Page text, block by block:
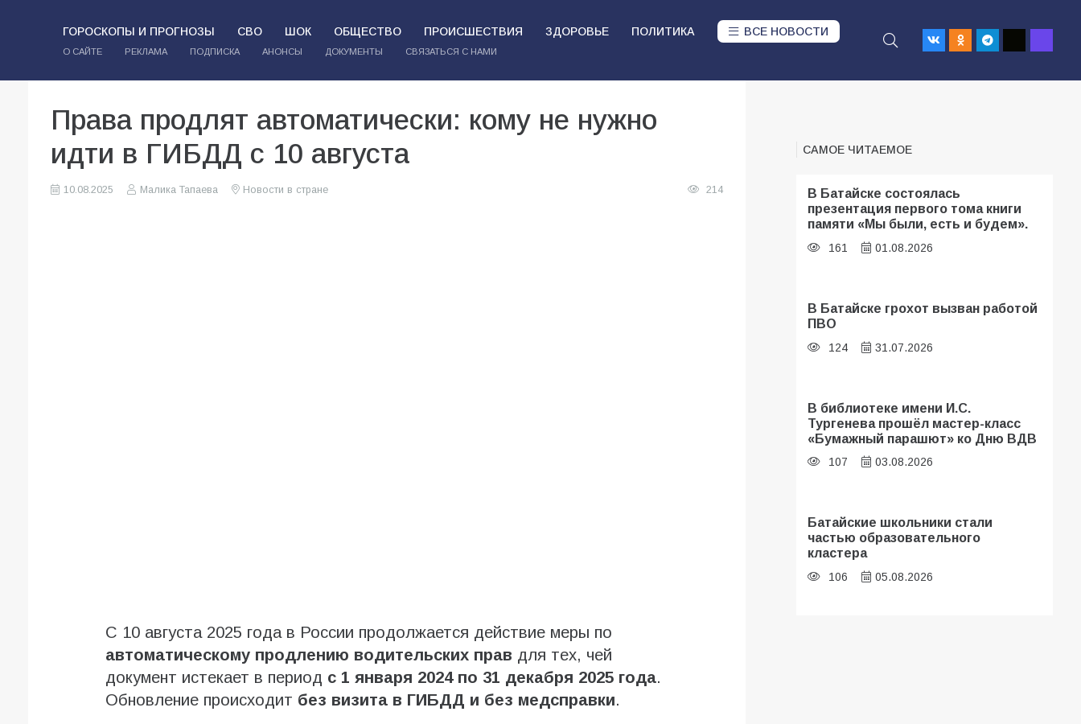
ГОРОСКОПЫ И ПРОГНОЗЫ СВО ШОК ОБЩЕСТВО ПРОИСШЕСТВИЯ ЗДОРОВЬЕ ПОЛИТИКА ВСЕ НОВОСТИ
О САЙТЕ РЕКЛАМА ПОДПИСКА АНОНСЫ ДОКУМЕНТЫ СВЯЗАТЬСЯ С НАМИ
Права продлят автоматически: кому не нужно
идти в ГИБДД с 10 августа
10.08.2025 Малика Тапаева Новости в стране 214
С 10 августа 2025 года в России продолжается действие меры по
автоматическому продлению водительских прав для тех, чей
документ истекает в период с 1 января 2024 по 31 декабря 2025 года.
Обновление происходит без визита в ГИБДД и без медсправки.
САМОЕ ЧИТАЕМОЕ
В Батайске состоялась
презентация первого тома книги
памяти «Мы были, есть и будем».
161 01.08.2026
В Батайске грохот вызван работой
ПВО
124 31.07.2026
В библиотеке имени И.С.
Тургенева прошёл мастер-класс
«Бумажный парашют» ко Дню ВДВ
107 03.08.2026
Батайские школьники стали
частью образовательного
кластера
106 05.08.2026